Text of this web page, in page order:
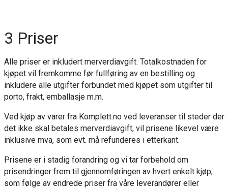
3 Priser
Alle priser er inkludert merverdiavgift. Totalkostnaden for
kjøpet vil fremkomme før fullføring av en bestilling og
inkludere alle utgifter forbundet med kjøpet som utgifter til
porto, frakt, emballasje m.m.
Ved kjøp av varer fra Komplett.no ved leveranser til steder der
det ikke skal betales merverdiavgift, vil prisene likevel være
inklusive mva, som evt. må refunderes i etterkant.
Prisene er i stadig forandring og vi tar forbehold om
prisendringer frem til gjennomføringen av hvert enkelt kjøp,
som følge av endrede priser fra våre leverandører eller